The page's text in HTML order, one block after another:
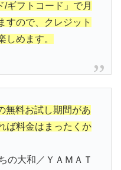
/ギフトコード」で月
すので、クレジット
しめます。
無料お試し期間があ
ば料金はまったくか
の大和／ＹＡＭＡＴ